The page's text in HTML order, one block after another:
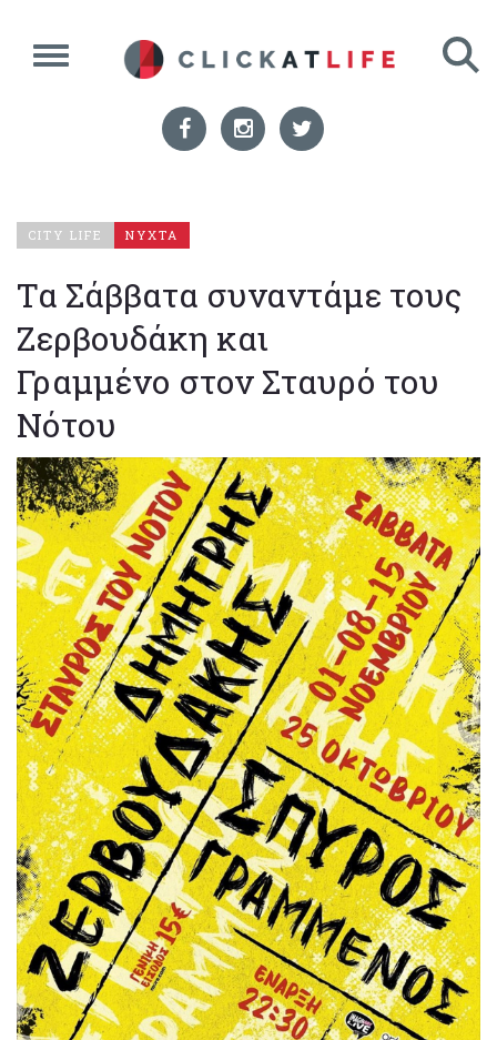
CITY LIFE ΝΥΧΤΑ
Τα Σάββατα συναντάμε τους
Ζερβουδάκη και
Γραμμένο στον Σταυρό του
Νότου